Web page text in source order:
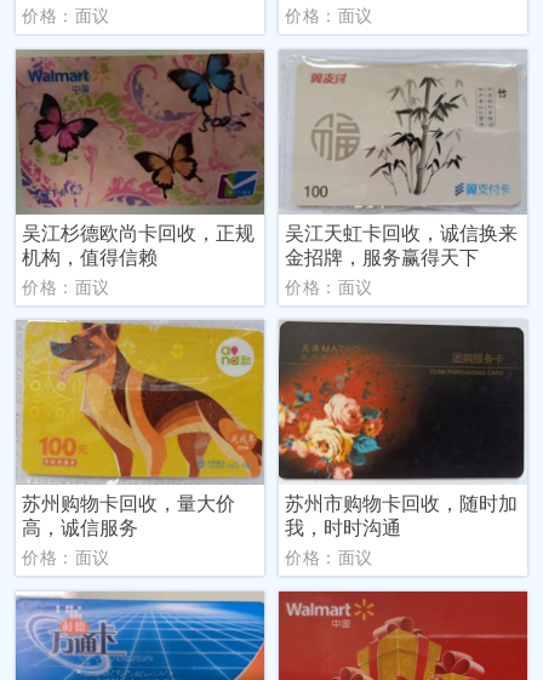
价格：面议 价格：面议
吴江杉德欧尚卡回收，正规
机构，值得信赖
价格：面议
吴江天虹卡回收，诚信换来
金招牌，服务赢得天下
价格：面议
苏州购物卡回收，量大价
高，诚信服务
价格：面议
苏州市购物卡回收，随时加
我，时时沟通
价格：面议